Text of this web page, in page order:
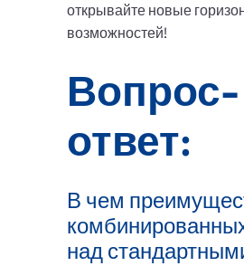
открывайте новые
возможностей!
Вопрос-
ответ:
В чем
над